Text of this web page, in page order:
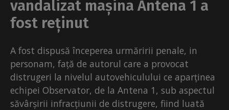
vandalizat mașina Antena 1 a
fost reținut
A fost dispusă începerea urmăririi penale, in
personam, față de autorul care a provocat
distrugeri la nivelul autovehiculului ce aparținea
echipei Observator, de la Antena 1, sub aspectul
săvârșirii infracțiunii de distrugere, fiind luată